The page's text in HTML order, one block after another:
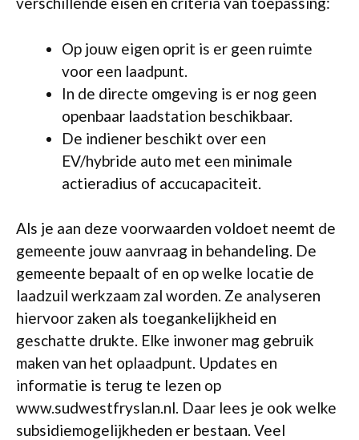
Op jouw eigen oprit is er geen ruimte
voor een laadpunt.
In de directe omgeving is er nog geen
openbaar laadstation beschikbaar.
De indiener beschikt over een
EV/hybride auto met een minimale
actieradius of accucapaciteit.
Als je aan deze voorwaarden voldoet neemt de
gemeente jouw aanvraag in behandeling. De
gemeente bepaalt of en op welke locatie de
laadzuil werkzaam zal worden. Ze analyseren
hiervoor zaken als toegankelijkheid en
geschatte drukte. Elke inwoner mag gebruik
maken van het oplaadpunt. Updates en
informatie is terug te lezen op
www.sudwestfryslan.nl. Daar lees je ook welke
subsidiemogelijkheden er bestaan. Veel